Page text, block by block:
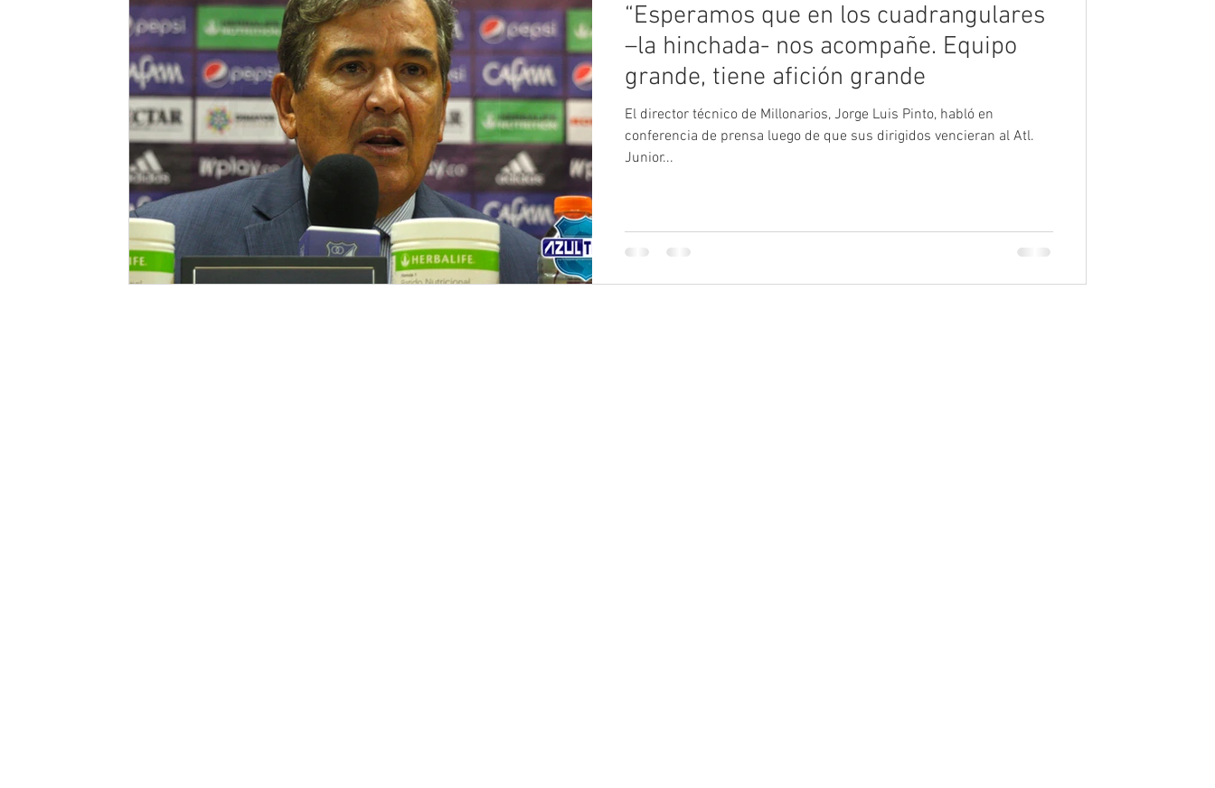
“Esperamos que en los cuadrangulares
–la hinchada- nos acompañe. Equipo
grande, tiene afición grande
El director técnico de Millonarios, Jorge Luis Pinto, habló en
conferencia de prensa luego de que sus dirigidos vencieran al Atl.
Junior...